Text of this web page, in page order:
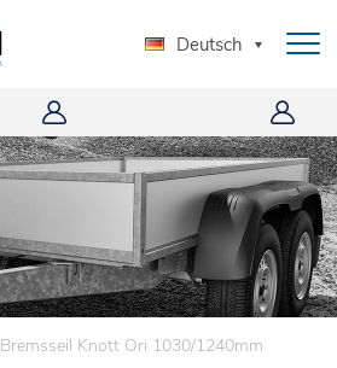
Deutsch
Bremsseil Knott Ori 1030/1240mm